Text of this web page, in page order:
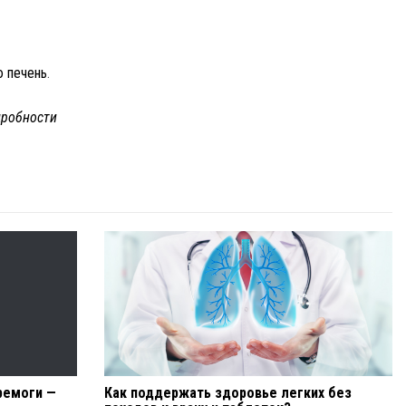
.
—
Как поддержать здоровье легких без